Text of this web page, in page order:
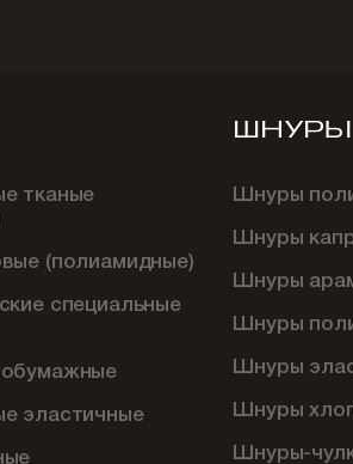
тканые
(полиамидные)
специальные
эластичные
ШНУРЫ
Шнуры
Шнуры
Шнуры
Шнуры
Шнуры
Шнуры
Шнуры-